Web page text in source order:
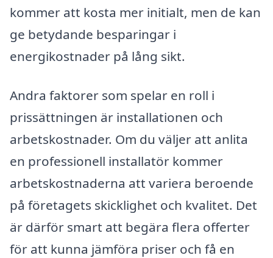
kommer att kosta mer initialt, men de kan
ge betydande besparingar i
energikostnader på lång sikt.
Andra faktorer som spelar en roll i
prissättningen är installationen och
arbetskostnader. Om du väljer att anlita
en professionell installatör kommer
arbetskostnaderna att variera beroende
på företagets skicklighet och kvalitet. Det
är därför smart att begära flera offerter
för att kunna jämföra priser och få en